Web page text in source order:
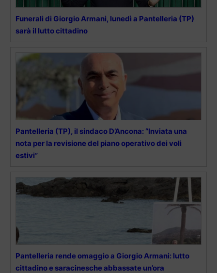
Funerali di Giorgio Armani, lunedì a Pantelleria (TP)
sarà il lutto cittadino
Pantelleria (TP), il sindaco D’Ancona: “Inviata una
nota per la revisione del piano operativo dei voli
estivi”
Pantelleria rende omaggio a Giorgio Armani: lutto
cittadino e saracinesche abbassate un’ora